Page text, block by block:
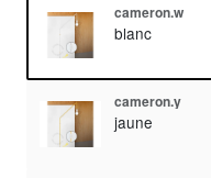
cameron.w
blanc
cameron.y
jaune